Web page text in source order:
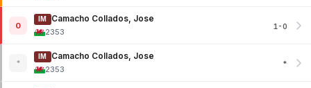
0
IM
Camacho Collados, Jose
2353
1-0
*
IM
Camacho Collados, Jose
2353
*